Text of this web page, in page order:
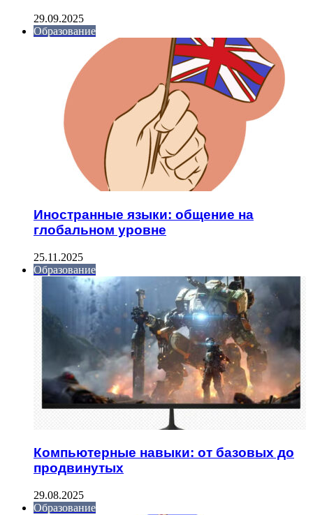
29.09.2025
Образование
Иностранные языки: общение на
глобальном уровне
25.11.2025
Образование
Компьютерные навыки: от базовых до
продвинутых
29.08.2025
Образование